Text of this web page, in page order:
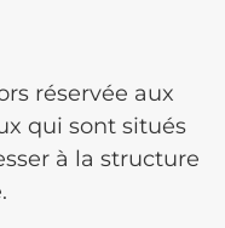
réservée aux
qui sont situés
à la structure